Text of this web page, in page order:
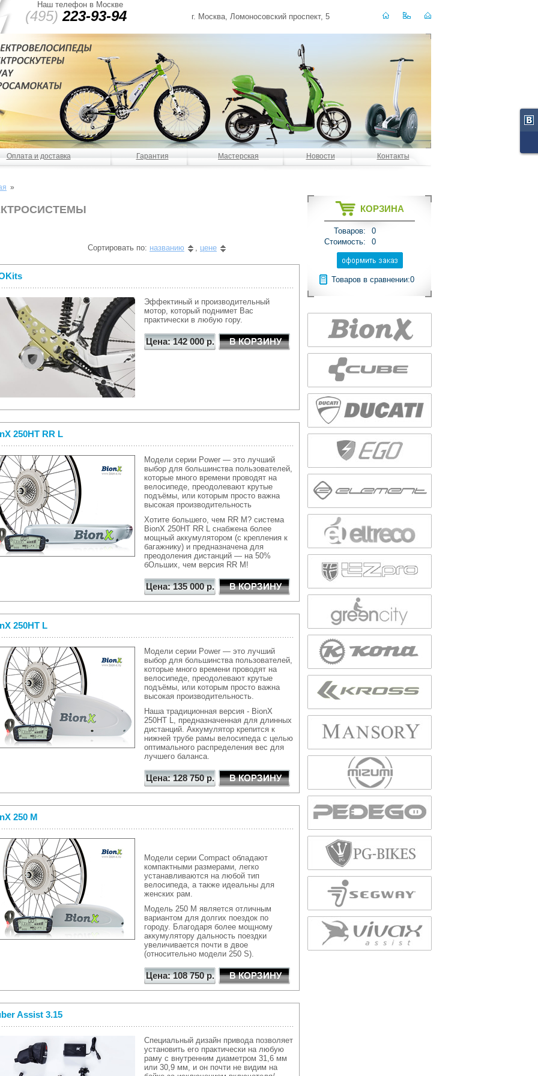
Наш телефон в Москве
(495) 223-93-94 г. Москва, Ломоносовский проспект, 5
Оплата и доставка Гарантия Мастерская Новости Контакты
КОРЗИНА
Товаров:
0
Стоимость:
0
Товаров в сравнении:0
»
Сортировать по: названию , цене
Эффектиный и производительный
мотор, который поднимет Вас
практически в любую гору.
Цена: 142 000 р.
250HT RR L
Модели серии Power — это лучший
выбор для большинства пользователей,
которые много времени проводят на
велосипеде, преодолевают крутые
подъёмы, или которым просто важна
высокая производительность
Хотите большего, чем RR M? система
BionX 250HT RR L снабжена более
мощный аккумулятором (с крепления к
багажнику) и предназначена для
преодоления дистанций — на 50%
бОльших, чем версия RR M!
Цена: 135 000 р.
250HT L
Модели серии Power — это лучший
выбор для большинства пользователей,
которые много времени проводят на
велосипеде, преодолевают крутые
подъёмы, или которым просто важна
высокая производительность.
Наша традиционная версия - BionX
250HT L, предназначенная для длинных
дистанций. Аккумулятор крепится к
нижней трубе рамы велосипеда с целью
оптимального распределения вес для
лучшего баланса.
Цена: 128 750 р.
250 M
Модели серии Compact обладают
компактными размерами, легко
устанавливаются на любой тип
велосипеда, а также идеальны для
женских рам.
Модель 250 М является отличным
вариантом для долгих поездок по
городу. Благодаря более мощному
аккумулятору дальность поездки
увеличивается почти в двое
(относительно модели 250 S).
Цена: 108 750 р.
Assist 3.15
Специальный дизайн привода позволяет
установить его практически на любую
раму с внутренним диаметром 31,6 мм
или 30,9 мм, и он почти не видим на